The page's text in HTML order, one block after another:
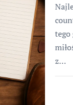
z…